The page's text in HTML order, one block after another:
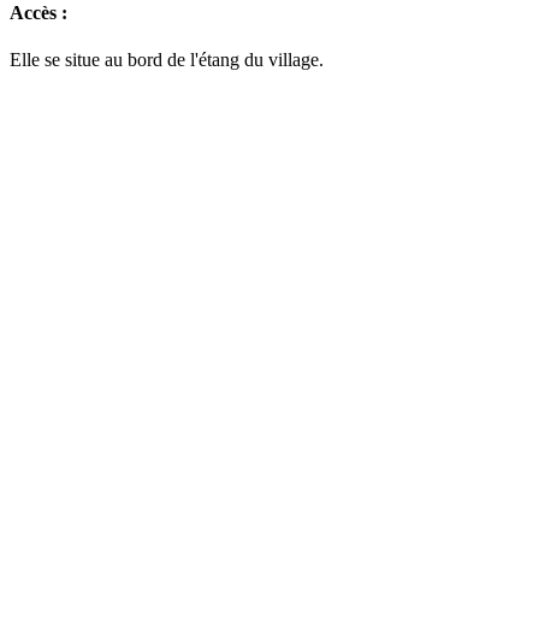
Accès :
Elle se situe au bord de l'étang du village.